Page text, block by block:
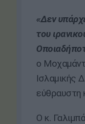
«Δεν
του
ο
Ισλαμικής
εύθραυστη
Ο κ.